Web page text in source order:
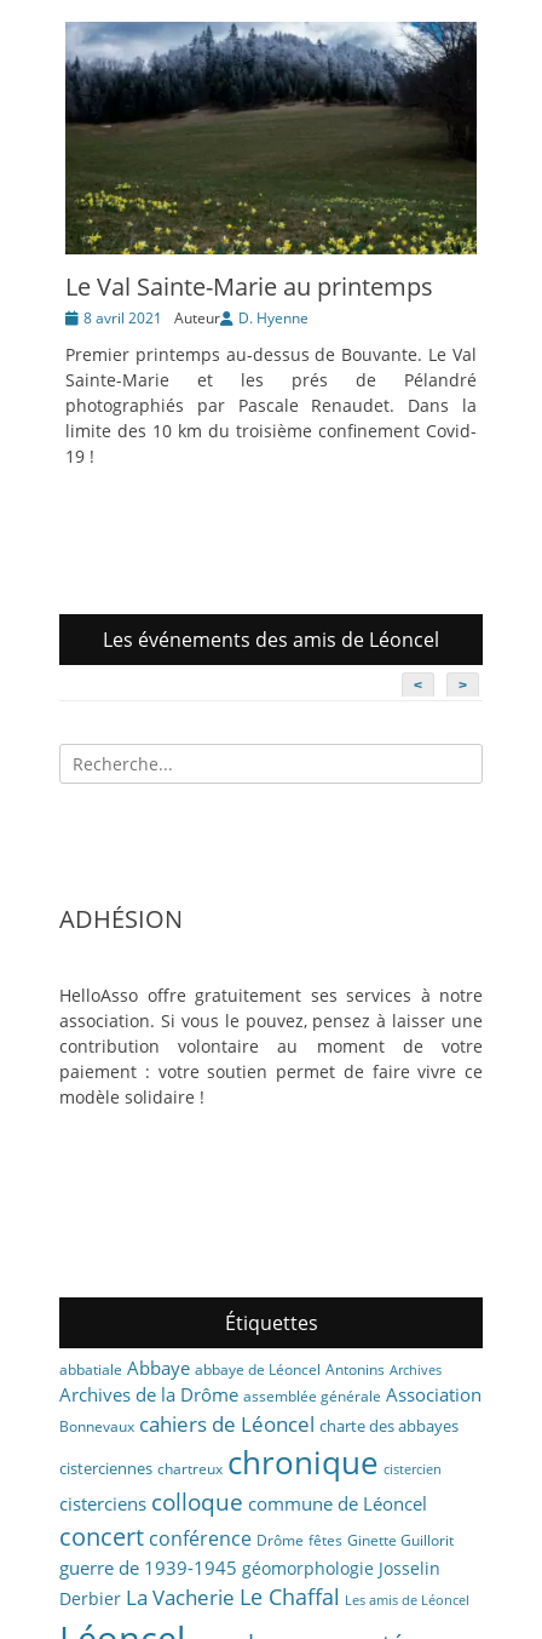
Le Val Sainte-Marie au printemps
Posté8 avril 2021 Auteur D. Hyenne
Premier printemps au-dessus de Bouvante. Le Val
Sainte-Marie et les prés de Pélandré
photographiés par Pascale Renaudet. Dans la
limite des 10 km du troisième confinement Covid-
19 !
Les événements des amis de Léoncel
< >
Recherche
pour:
ADHÉSION
HelloAsso offre gratuitement ses services à notre
association. Si vous le pouvez, pensez à laisser une
contribution volontaire au moment de votre
paiement : votre soutien permet de faire vivre ce
modèle solidaire !
Étiquettes
abbatiale Abbaye abbaye de Léoncel Antonins Archives
Archives de la Drôme assemblée générale Association
Bonnevaux cahiers de Léoncel charte des abbayes
cisterciennes chartreux chronique cistercien
cisterciens colloque commune de Léoncel
concert conférence Drôme fêtes Ginette Guillorit
guerre de 1939-1945 géomorphologie Josselin
Derbier La Vacherie Le Chaffal Les amis de Léoncel